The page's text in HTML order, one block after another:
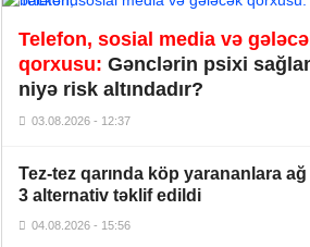
yaratdılar – FOTO
Ərdoğan Səudiyyə Ərəbistanında:
Tarixi “MəkkəMüqaviləsi”
İMZALANACAQ – 3 müsəlman
ölkəsi GÜCLƏRİNİ
Prezidentin səfirlikdən geri çağırdığı
Anar Məhərrəmov KİMDİR? –
DOSYE
Telefon, sosial media və
qorxusu: Gənclərin psixi
niyə risk altındadır?
03.08.2026 - 12:37
Tez-tez qarında köp yarananlara
3 alternativ təklif edildi
04.08.2026 - 15:56